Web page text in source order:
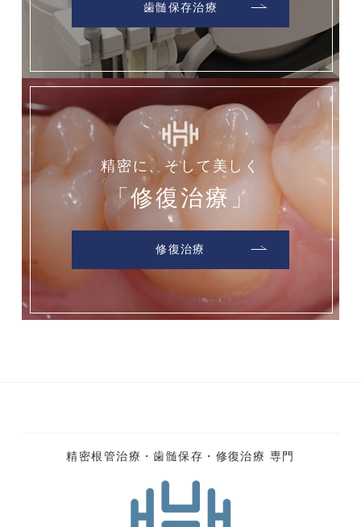
歯髄保存治療
精密に、そして美しく
「修復治療」
修復治療
精密根管治療・歯髄保存・修復治療 専門